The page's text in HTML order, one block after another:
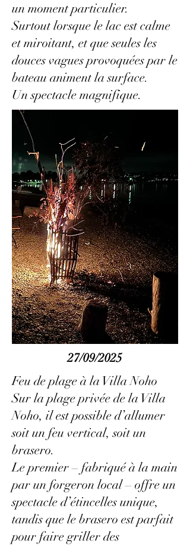
un moment particulier.
Surtout lorsque le lac est calme
et miroitant, et que seules les
douces vagues provoquées par le
bateau animent la surface.
Un spectacle magnifique.
27/09/2025
Feu de plage à la Villa Noho
Sur la plage privée de la Villa
Noho, il est possible d’allumer
soit un feu vertical, soit un
brasero.
Le premier – fabriqué à la main
par un forgeron local – offre un
spectacle d’étincelles unique,
tandis que le brasero est parfait
pour faire griller des